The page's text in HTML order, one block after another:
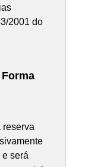
2001 do
reserva
será